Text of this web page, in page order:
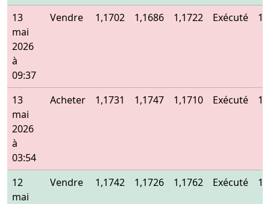
13
mai
2026
à
09:37
Vendre 1,1702 1,1686 1,1722 Exécuté
13
mai
2026
à
03:54
Acheter 1,1731 1,1747 1,1710 Exécuté
12
mai
Vendre 1,1742 1,1726 1,1762 Exécuté